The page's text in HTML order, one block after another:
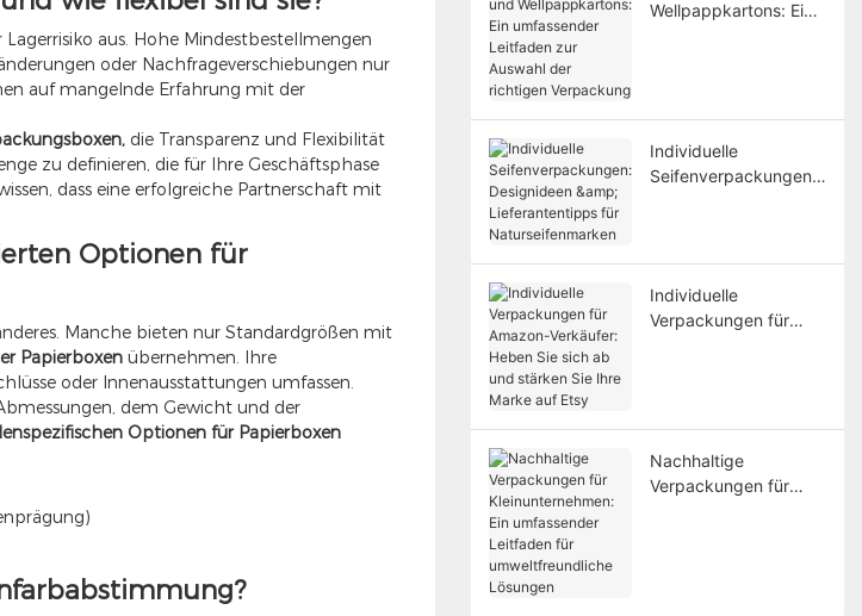
aus. Hohe Mindestbestellmengen
oder Nachfrageverschiebungen nur
auf mangelnde Erfahrung mit der
die Transparenz und Flexibilität
zu definieren, die für Ihre Geschäftsphase
dass eine erfolgreiche Partnerschaft mit
Optionen für
Manche bieten nur Standardgrößen mit
Papierboxenübernehmen. Ihre
oder Innenausstattungen umfassen.
dem Gewicht und der
Optionen für Papierboxen
Wellpappkartons: Ein
Individuelle
Seifenverpackungen:
Individuelle
Verpackungen für
Nachhaltige
Verpackungen für